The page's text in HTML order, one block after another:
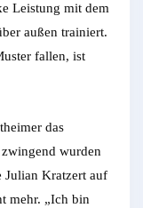
Leistung mit dem
außen trainiert.
fallen, ist
das
wurden
Julian Kratzert auf
mehr. „Ich bin